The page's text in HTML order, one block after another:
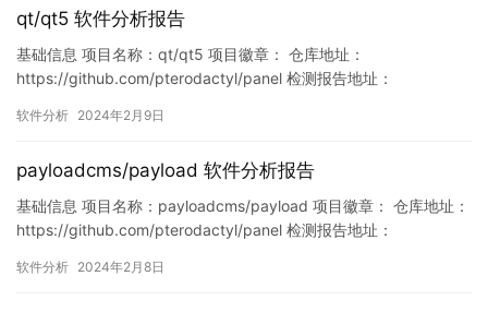
qt/qt5 软件分析报告
基础信息 项目名称：qt/qt5 项目徽章： 仓库地址：
https://github.com/pterodactyl/panel 检测报告地址：
99104/1755761389298102272 此报告由Murphysec提供 漏洞列
软件分析 2024年2月9日
payloadcms/payload 软件分析报告
基础信息 项目名称：payloadcms/payload 项目徽章： 仓库地址：
https://github.com/pterodactyl/panel 检测报告地址：
60800/1755394557975203840 此报告由Murphysec提供…
软件分析 2024年2月8日